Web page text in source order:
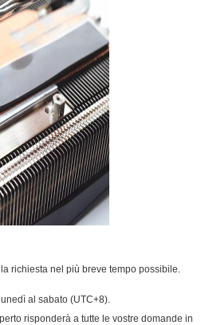
richiesta nel più breve tempo possibile.
al sabato (UTC+8).
risponderà a tutte le vostre domande in